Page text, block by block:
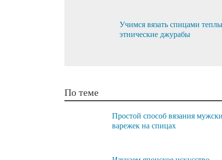
Учимся вязать спицами
этнические джурабы
По теме
Простой способ вязания
варежек на спицах